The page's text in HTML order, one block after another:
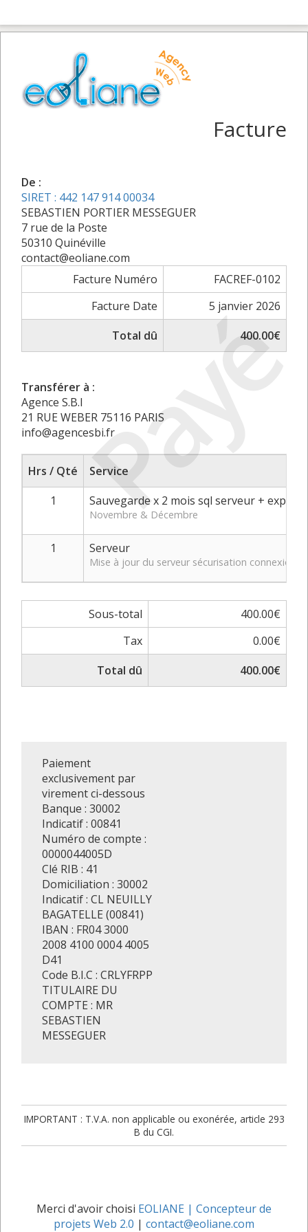
Payé
Facture
De :
SIRET : 442 147 914 00034
SEBASTIEN PORTIER MESSEGUER
7 rue de la Poste
50310 Quinéville
contact@eoliane.com
Facture Numéro
FACREF-0102
Facture Date
5 janvier 2026
Total dû
400.00€
Transférer à :
Agence S.B.I
21 RUE WEBER 75116 PARIS
info@agencesbi.fr
Hrs / Qté
Service
1
Sauvegarde x 2 mois sql serveur +
Novembre & Décembre
1 Serveur
Mise à jour du serveur sécurisation connexion
Sous-total
400.00€
Tax
0.00€
Total dû
400.00€
Paiement
exclusivement par
virement ci-dessous
Banque : 30002
Indicatif : 00841
Numéro de compte :
0000044005D
Clé RIB : 41
Domiciliation : 30002
Indicatif : CL NEUILLY
BAGATELLE (00841)
IBAN : FR04 3000
2008 4100 0004 4005
D41
Code B.I.C : CRLYFRPP
TITULAIRE DU
COMPTE : MR
SEBASTIEN
MESSEGUER
IMPORTANT : T.V.A. non applicable ou exonérée, article 293
B du CGI.
Merci d'avoir choisi EOLIANE | Concepteur de
projets Web 2.0 | contact@eoliane.com